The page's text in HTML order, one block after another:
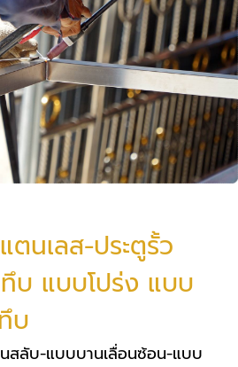
ตนเลส-ประตูรั้ว
บ แบบโปร่ง แบบ
บ
สลับ-แบบบานเลื่อนซ้อน-แบบ